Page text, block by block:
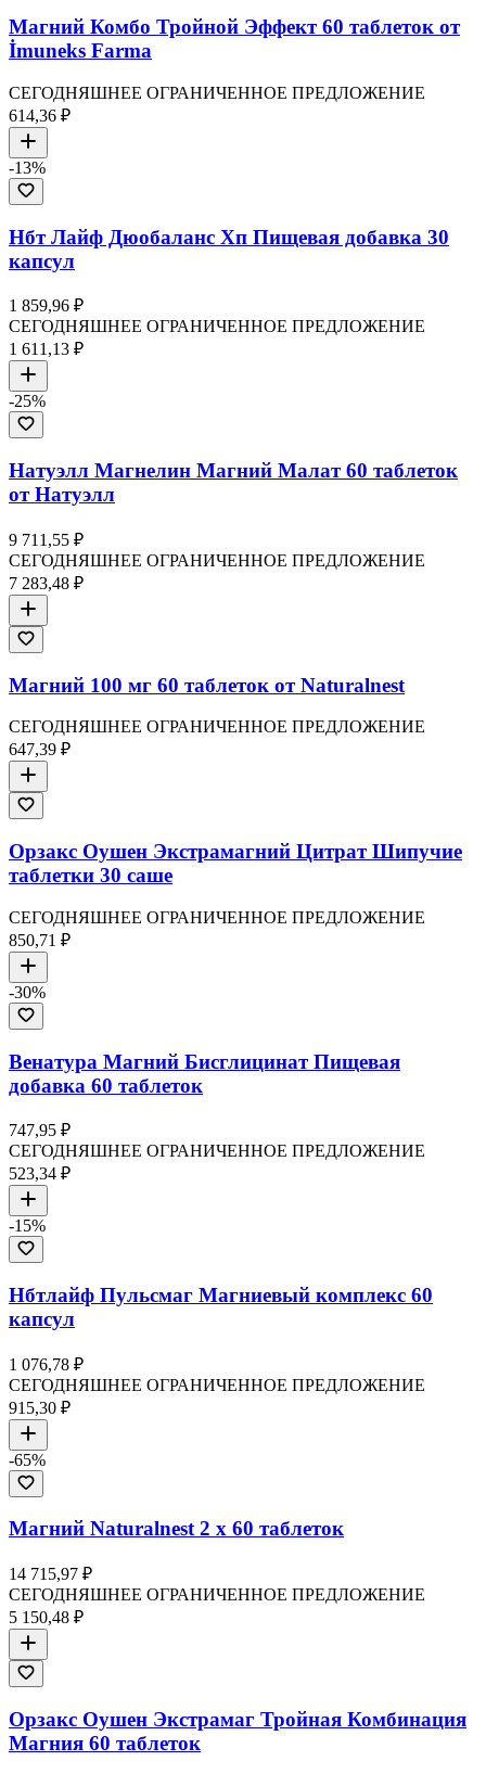
Магний Комбо Тройной Эффект 60 таблеток от
İmuneks Farma
СЕГОДНЯШНЕЕ ОГРАНИЧЕННОЕ ПРЕДЛОЖЕНИЕ
614,36 ₽
-13%
Нбт Лайф Дюобаланс Хп Пищевая добавка 30
капсул
1 859,96 ₽
СЕГОДНЯШНЕЕ ОГРАНИЧЕННОЕ ПРЕДЛОЖЕНИЕ
1 611,13 ₽
-25%
Натуэлл Магнелин Магний Малат 60 таблеток
от Натуэлл
9 711,55 ₽
СЕГОДНЯШНЕЕ ОГРАНИЧЕННОЕ ПРЕДЛОЖЕНИЕ
7 283,48 ₽
Магний 100 мг 60 таблеток от Naturalnest
СЕГОДНЯШНЕЕ ОГРАНИЧЕННОЕ ПРЕДЛОЖЕНИЕ
647,39 ₽
Орзакс Оушен Экстрамагний Цитрат Шипучие
таблетки 30 саше
СЕГОДНЯШНЕЕ ОГРАНИЧЕННОЕ ПРЕДЛОЖЕНИЕ
850,71 ₽
-30%
Венатура Магний Бисглицинат Пищевая
добавка 60 таблеток
747,95 ₽
СЕГОДНЯШНЕЕ ОГРАНИЧЕННОЕ ПРЕДЛОЖЕНИЕ
523,34 ₽
-15%
Нбтлайф Пульсмаг Магниевый комплекс 60
капсул
1 076,78 ₽
СЕГОДНЯШНЕЕ ОГРАНИЧЕННОЕ ПРЕДЛОЖЕНИЕ
915,30 ₽
-65%
Магний Naturalnest 2 x 60 таблеток
14 715,97 ₽
СЕГОДНЯШНЕЕ ОГРАНИЧЕННОЕ ПРЕДЛОЖЕНИЕ
5 150,48 ₽
Орзакс Оушен Экстрамаг Тройная Комбинация
Магния 60 таблеток